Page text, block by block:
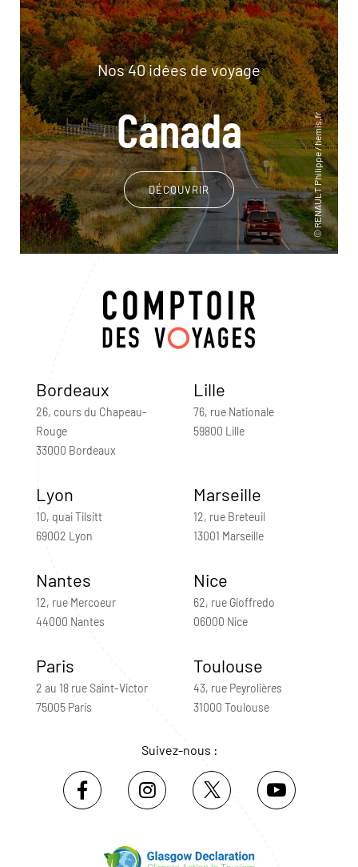
Nos 40 idées de voyage
Canada
DÉCOUVRIR
Bordeaux
26, cours du Chapeau-
Rouge
33000 Bordeaux
Lille
76, rue Nationale
59800 Lille
Lyon
10, quai Tilsitt
69002 Lyon
Marseille
12, rue Breteuil
13001 Marseille
Nantes
12, rue Mercoeur
44000 Nantes
Nice
62, rue Gioffredo
06000 Nice
Paris
2 au 18 rue Saint-Victor
75005 Paris
Toulouse
43, rue Peyrolières
31000 Toulouse
Suivez-nous :